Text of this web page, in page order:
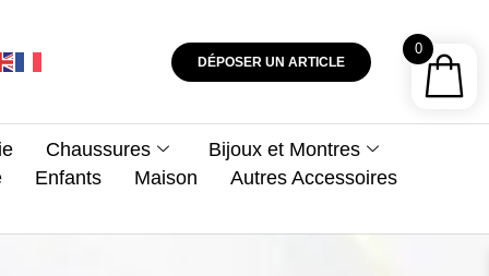
DÉPOSER UN ARTICLE
Chaussures
Bijoux et Montres
Enfants Maison Autres Accessoires
0